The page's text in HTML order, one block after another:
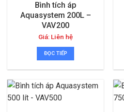
Bình tích áp
Aquasystem 200L –
VAV200
Giá: Liên hệ
ĐỌC TIẾP